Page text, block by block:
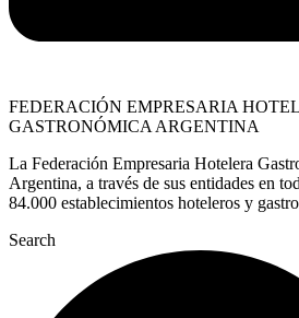
FEDERACIÓN EMPRESARIA
GASTRONÓMICA ARGENTINA
La Federación Empresaria Hotelera
Argentina, a través de sus entidades en
84.000 establecimientos hoteleros y
Search